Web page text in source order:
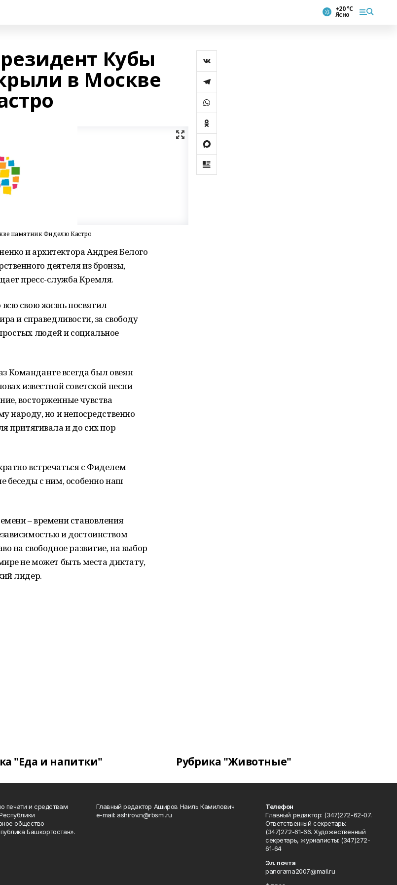
+20 °С
Ясно
Кубы
в Москве
памятник Фиделю Кастро
и архитектора Андрея Белого
деятеля из бронзы,
пресс-служба Кремля.
свою жизнь посвятил
и справедливости, за свободу
людей и социальное
Команданте всегда был овеян
известной советской песни
восторженные чувства
народу, но и непосредственно
притягивала и до сих пор
встречаться с Фиделем
беседы с ним, особенно наш
– времени становления
и достоинством
на свободное развитие, на выбор
не может быть места диктату,
лидер.
"Еда и напитки" Рубрика "Животные"
печати и средствам
общество
Башкортостан».
Главный редактор Аширов Наиль Камилович
e-mail: ashirov.n@rbsmi.ru
Телефон
Главный редактор: (347)272-62-07.
Ответственный секретарь:
(347)272-61-66. Художественный
секретарь, журналисты: (347)272-
61-64
Эл. почта
panorama2007@mail.ru